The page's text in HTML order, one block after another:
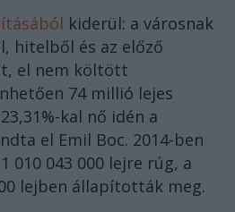
kiderül: a városnak
hitelből és az előző
el nem költött
74 millió lejes
kal nő idén a
el Emil Boc. 2014-ben
010 043 000 lejre rúg, a
lejben állapították meg.